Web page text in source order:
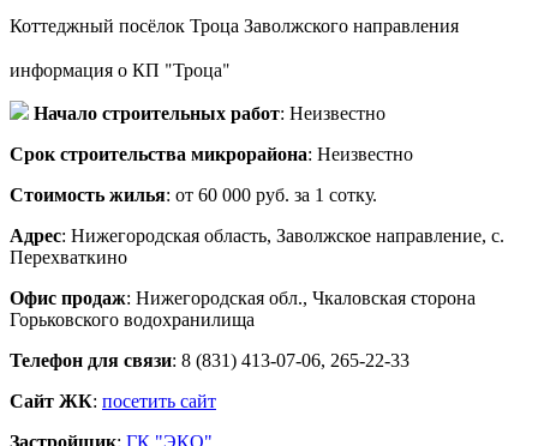
Коттеджный посёлок Троца Заволжского направления
информация о КП "Троца"
Начало строительных работ: Неизвестно
Срок строительства микрорайона: Неизвестно
Стоимость жилья: от 60 000 руб. за 1 сотку.
Адрес: Нижегородская область, Заволжское направление, с.
Перехваткино
Офис продаж: Нижегородская обл., Чкаловская сторона
Горьковского водохранилища
Телефон для связи: 8 (831) 413-07-06, 265-22-33
Сайт ЖК: посетить сайт